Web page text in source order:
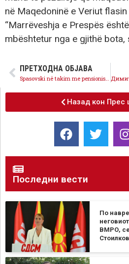
në Maqedoninë e Veriut
“Marrëveshja e Prespës
mbështetur nga e gjithë bota,
ПРЕТХОДНА ОБЈАВА
Spasovski në takim me pensionistët: Ne kemi rritur pensionet më shumë në 12 vitet e fundit, vijon një pension i ri më i lartë minimal
Назад кон Прес
Последни вести
По
ВМРО,